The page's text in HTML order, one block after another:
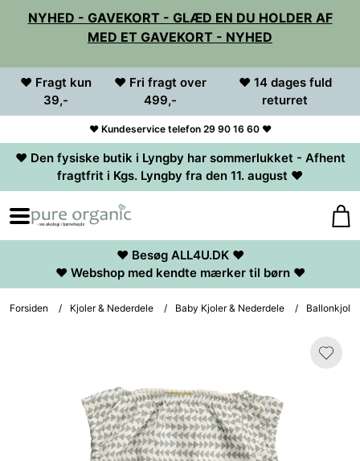
NYHED - GAVEKORT - GLÆD EN DU HOLDER AF
MED ET GAVEKORT - NYHED
♥ Fragt kun
39,-
♥ Fri fragt over
499,-
♥ 14 dages fuld
returret
♥ Kundeservice telefon 29 90 16 60 ♥
♥ Den fysiske butik i Lyngby har sommerlukket - Afhent
fragtfrit i Kgs. Lyngby fra den 11. august ♥
♥ Besøg ALL4U.DK ♥
♥ Webshop med kendte mærker til børn ♥
Forsiden / Kjoler & Nederdele / Baby Kjoler & Nederdele / Ballonkjole